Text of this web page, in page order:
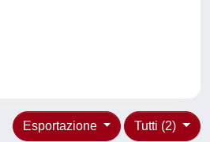
Tutti (2)
Esportazione